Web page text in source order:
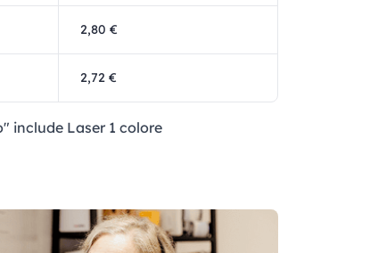
2,80 €
2,72 €
include Laser 1 colore